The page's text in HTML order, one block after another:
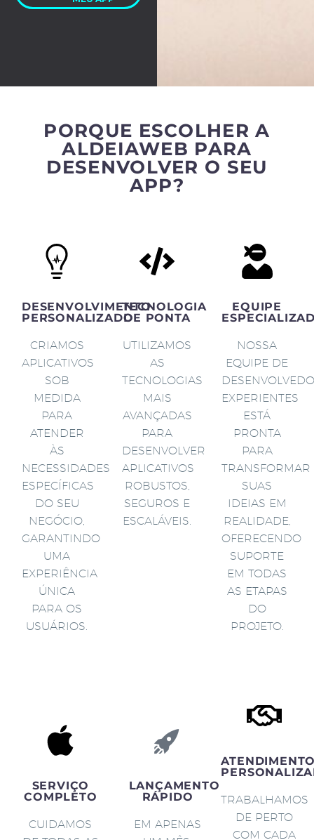
PORQUE ESCOLHER A
ALDEIAWEB PARA
DESENVOLVER O SEU
APP?
DESENVOLVIMENTO
PERSONALIZADO
CRIAMOS
APLICATIVOS
SOB
MEDIDA
PARA
ATENDER
ÀS
NECESSIDADES
ESPECÍFICAS
DO SEU
NEGÓCIO,
GARANTINDO
UMA
EXPERIÊNCIA
ÚNICA
PARA OS
USUÁRIOS.
TECNOLOGIA
DE PONTA
UTILIZAMOS
AS
TECNOLOGIAS
MAIS
AVANÇADAS
PARA
DESENVOLVER
APLICATIVOS
ROBUSTOS,
SEGUROS E
ESCALÁVEIS.
EQUIPE
NOSSA
EQUIPE DE
EXPERIENTES
ESTÁ
PRONTA
PARA
TRANSFORMAR
SUAS
IDEIAS EM
REALIDADE,
OFERECENDO
SUPORTE
EM TODAS
AS ETAPAS
DO
PROJETO.
SERVIÇO
COMPLETO
CUIDAMOS
LANÇAMENTO
RÁPIDO
EM APENAS
TRABALHAMOS
DE PERTO
COM CADA